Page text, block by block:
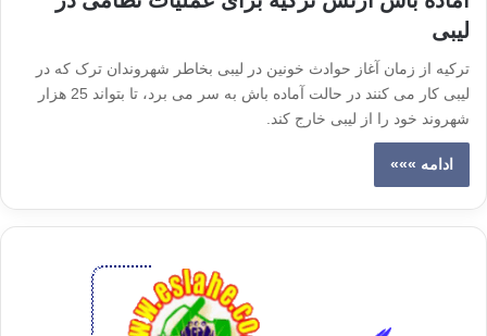
لیبی
ترکیه از زمان آغاز حوادث خونین در لیبی بخاطر شهروندان ترک که در
لیبی کار می کنند در حالت آماده باش به سر می برد، تا بتواند 25 هزار
شهروند خود را از لیبی خارج کند.
ادامه »»»